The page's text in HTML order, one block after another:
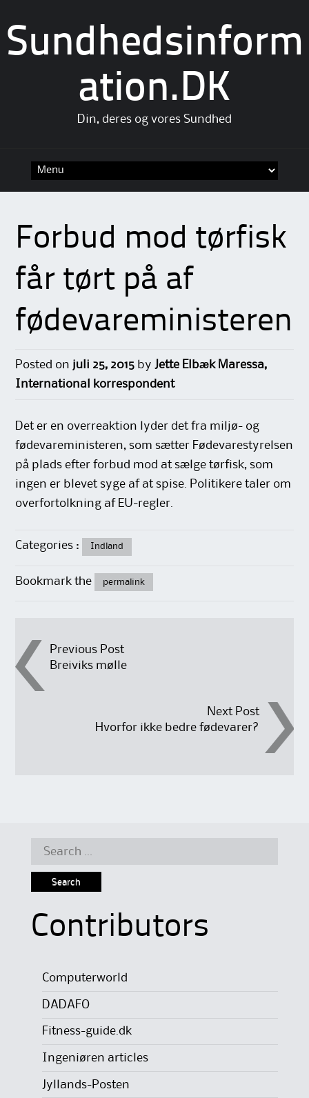
Sundhedsinform
ation.DK
Din, deres og vores Sundhed
Forbud mod tørfisk
får tørt på af
fødevareministeren
Posted on juli 25, 2015 by Jette Elbæk Maressa,
International korrespondent
Det er en overreaktion lyder det fra miljø- og
fødevareministeren, som sætter Fødevarestyrelsen
på plads efter forbud mod at sælge tørfisk, som
ingen er blevet syge af at spise. Politikere taler om
overfortolkning af EU-regler.
Categories : Indland
Bookmark the permalink
Post
navigation
Previous Post
Breiviks mølle
Next Post
Hvorfor ikke bedre fødevarer?
Search
Contributors
Computerworld
DADAFO
Fitness-guide.dk
Ingeniøren articles
Jyllands-Posten